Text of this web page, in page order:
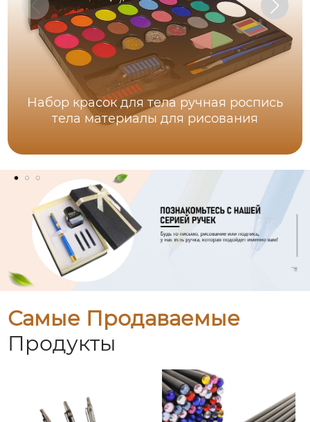
Набор красок для тела ручная роспись
тела материалы для рисования
Самые Продаваемые
Продукты